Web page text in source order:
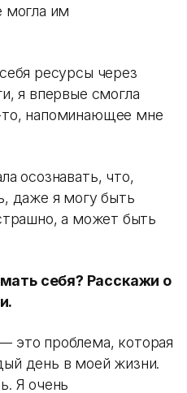
могла им
ресурсы через
я впервые смогла
напоминающее мне
осознавать, что,
даже я могу быть
а может быть
себя? Расскажи о
это проблема, которая
день в моей жизни.
Я очень